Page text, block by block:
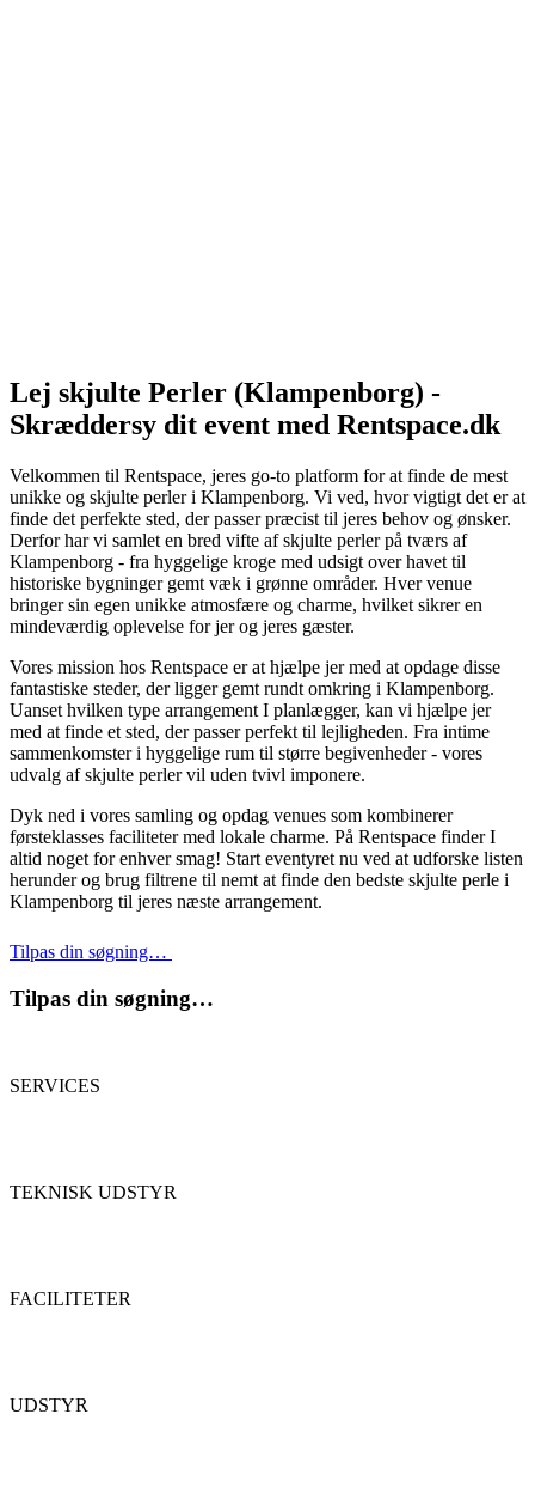
Lej skjulte Perler (Klampenborg) -
Skræddersy dit event med Rentspace.dk
Velkommen til Rentspace, jeres go-to platform for at finde de mest
unikke og skjulte perler i Klampenborg. Vi ved, hvor vigtigt det er at
finde det perfekte sted, der passer præcist til jeres behov og ønsker.
Derfor har vi samlet en bred vifte af skjulte perler på tværs af
Klampenborg - fra hyggelige kroge med udsigt over havet til
historiske bygninger gemt væk i grønne områder. Hver venue
bringer sin egen unikke atmosfære og charme, hvilket sikrer en
mindeværdig oplevelse for jer og jeres gæster.
Vores mission hos Rentspace er at hjælpe jer med at opdage disse
fantastiske steder, der ligger gemt rundt omkring i Klampenborg.
Uanset hvilken type arrangement I planlægger, kan vi hjælpe jer
med at finde et sted, der passer perfekt til lejligheden. Fra intime
sammenkomster i hyggelige rum til større begivenheder - vores
udvalg af skjulte perler vil uden tvivl imponere.
Dyk ned i vores samling og opdag venues som kombinerer
førsteklasses faciliteter med lokale charme. På Rentspace finder I
altid noget for enhver smag! Start eventyret nu ved at udforske listen
herunder og brug filtrene til nemt at finde den bedste skjulte perle i
Klampenborg til jeres næste arrangement.
Tilpas din søgning…
Tilpas din søgning…
SERVICES
TEKNISK UDSTYR
FACILITETER
UDSTYR